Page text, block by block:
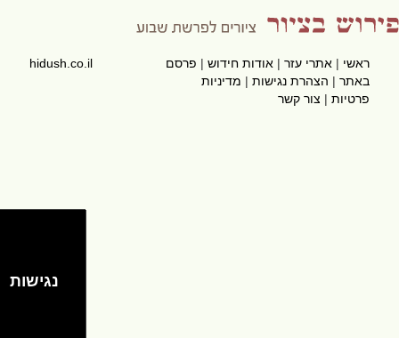
ראשי|אתרי עזר|אודות חידוש|פרסם
באתר|הצהרת נגישות|מדיניות
פרטיות|צור קשר
hidush.co.il
נגישות